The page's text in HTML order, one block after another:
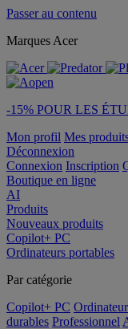
Passer au contenu
Marques Acer
-15% POUR LES
Mon profil Mes
Déconnexion
Connexion Inscription
Boutique en ligne
AI
Produits
Nouveaux produits
Copilot+ PC
Ordinateurs portables
Par catégorie
Copilot+ PC
durables Professionnel